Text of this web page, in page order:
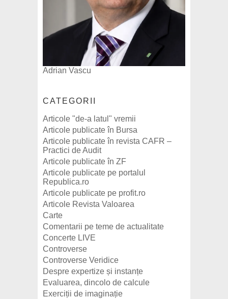
Adrian Vascu
CATEGORII
Articole "de-a latul" vremii
Articole publicate în Bursa
Articole publicate în revista CAFR –
Practici de Audit
Articole publicate în ZF
Articole publicate pe portalul
Republica.ro
Articole publicate pe profit.ro
Articole Revista Valoarea
Carte
Comentarii pe teme de actualitate
Concerte LIVE
Controverse
Controverse Veridice
Despre expertize și instanțe
Evaluarea, dincolo de calcule
Exerciții de imaginație